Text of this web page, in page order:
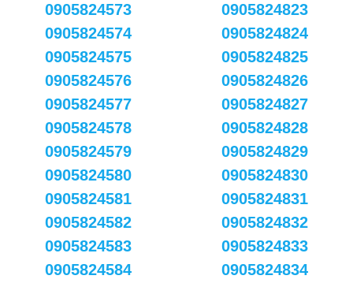
0905824573
0905824574
0905824575
0905824576
0905824577
0905824578
0905824579
0905824580
0905824581
0905824582
0905824583
0905824584
0905824823
0905824824
0905824825
0905824826
0905824827
0905824828
0905824829
0905824830
0905824831
0905824832
0905824833
0905824834